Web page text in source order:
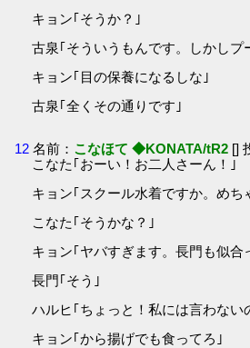
キョン｢そうか？｣
古泉｢そういうもんです。しかし
キョン｢目の保養になるしな｣
古泉｢全くその通りです｣
12 名前： こなほて ◆KONATA/tR2 []
こなた｢おーい！お二人さーん！｣
キョン｢スクール水着ですか。めち
こなた｢そうかな？｣
キョン｢ヤバすぎます。長門も似合
長門｢そう｣
ハルヒ｢ちょっと！私には言わない
キョン｢から揚げでも食ってろ｣